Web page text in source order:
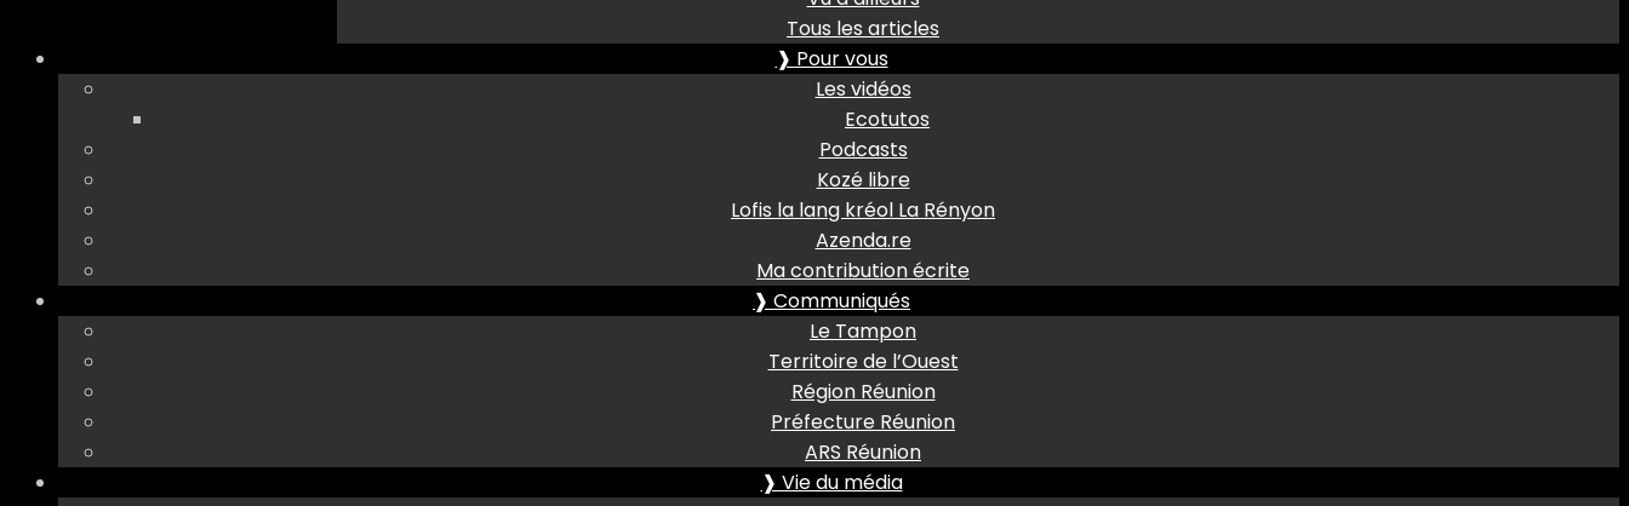
Tous les articles
❱ Pour vous
Les vidéos
Ecotutos
Podcasts
Kozé libre
Lofis la lang kréol La Rényon
Azenda.re
Ma contribution écrite
❱ Communiqués
Le Tampon
Territoire de l’Ouest
Région Réunion
Préfecture Réunion
ARS Réunion
❱ Vie du média